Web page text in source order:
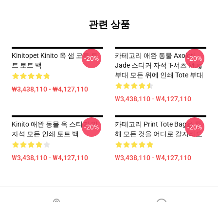
관련 상품
Kinitopet Kinito 옥 샘 코튼 토
트 토트 백
₩3,438,110 - ₩4,127,110
-20%
카테고리 애완 동물 Axolotl
Jade 스티커 자석 T-셔츠 Mug
부대 모든 위에 인쇄 Tote 부대
₩3,438,110 - ₩4,127,110
-20%
Kinito 애완 동물 옥 스티커 및
자석 모든 인쇄 토트 백
₩3,438,110 - ₩4,127,110
-20%
카테고리 Print Tote Bag을 통
해 모든 것을 어디로 갈지라도
₩3,438,110 - ₩4,127,110
-20%